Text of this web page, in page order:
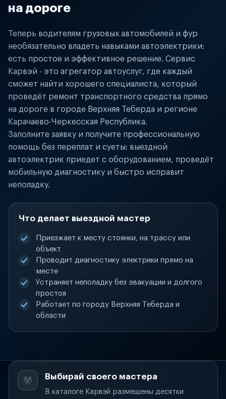
на дороге
Теперь водителям грузовых автомобилей и фур
необязательно владеть навыками автоэлектрики:
есть простое и эффективное решение. Сервис
Карвэй - это агрегатор автоуслуг, где каждый
сможет найти хорошего специалиста, который
проведёт ремонт транспортного средства прямо
на дороге в городе Верхняя Теберда и регионе
Карачаево-Черкесская Республика.
Заполните заявку и получите профессиональную
помощь без переплат и суеты: выездной
автоэлектрик приедет с оборудованием, проведёт
мобильную диагностику и быстро исправит
неполадку.
Что делает выездной мастер
Приезжает к месту стоянки, на трассу или
объект
Проводит диагностику электрики прямо на
месте
Устраняет неполадку без эвакуации и долгого
простоя
Работает по городу Верхняя Теберда и
области
Выбирай своего мастера
В каталоге Карвэй размещены десятки